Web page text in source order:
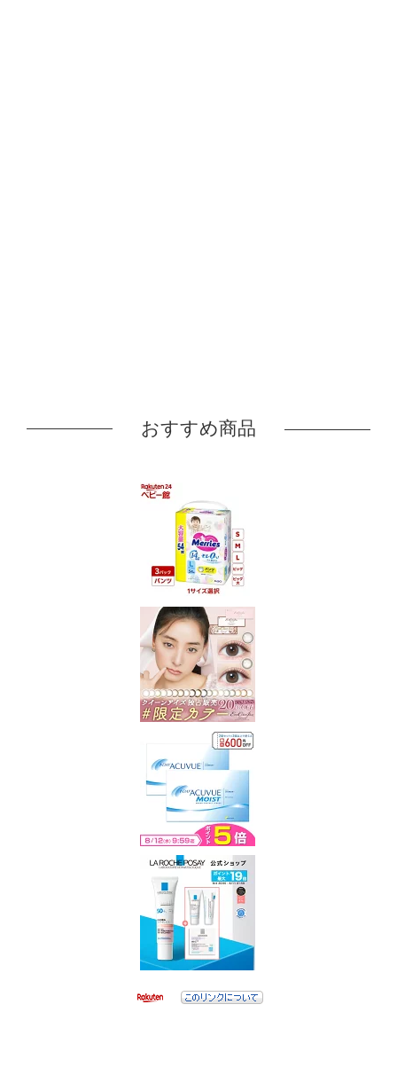
おすすめ商品